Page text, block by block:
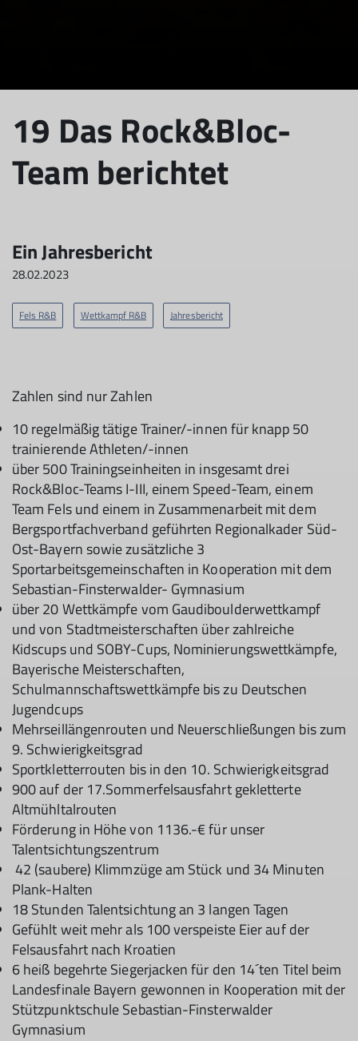
19 Das Rock&Bloc-
Team berichtet
Ein Jahresbericht
28.02.2023
Fels R&B Wettkampf R&B Jahresbericht
Zahlen sind nur Zahlen
10 regelmäßig tätige Trainer/-innen für knapp 50
trainierende Athleten/-innen
über 500 Trainingseinheiten in insgesamt drei
Rock&Bloc-Teams I-III, einem Speed-Team, einem
Team Fels und einem in Zusammenarbeit mit dem
Berg­sportfachverband geführten Regionalkader Süd-
Ost-Bayern sowie zusätzliche 3
Sportarbeitsgemeinschaften in Kooperation mit dem
Sebastian-Finsterwalder- Gymnasium
über 20 Wettkämpfe vom Gaudiboulderwettkampf
und von Stadtmeisterschaf­ten über zahlreiche
Kidscups und SOBY-Cups, Nominierungswettkämpfe,
Bayeri­sche Meisterschaften,
Schulmannschaftswettkämpfe bis zu Deutschen
Jugend­cups
Mehrseillängenrouten und Neuerschließungen bis zum
9. Schwierigkeitsgrad
Sportkletterrouten bis in den 10. Schwierigkeitsgrad
900 auf der 17.Sommerfelsausfahrt gekletterte
Altmühltalrouten
Förderung in Höhe von 1136.-€ für unser
Talentsichtungszentrum
42 (saubere) Klimmzüge am Stück und 34 Minuten
Plank-Halten
18 Stunden Talentsichtung an 3 langen Tagen
Gefühlt weit mehr als 100 verspeiste Eier auf der
Felsausfahrt nach Kroatien
6 heiß begehrte Siegerjacken für den 14´ten Titel beim
Landesfinale Bayern gewonnen in Kooperation mit der
Stützpunktschule Sebastian-Finsterwalder
Gymnasium